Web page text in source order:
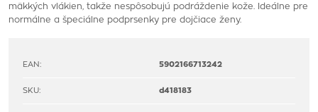
mäkkých vlákien, takže nespôsobujú podráždenie kože. Ideálne pre
normálne a špeciálne podprsenky pre dojčiace ženy.
EAN: 5902166713242
SKU: d418183